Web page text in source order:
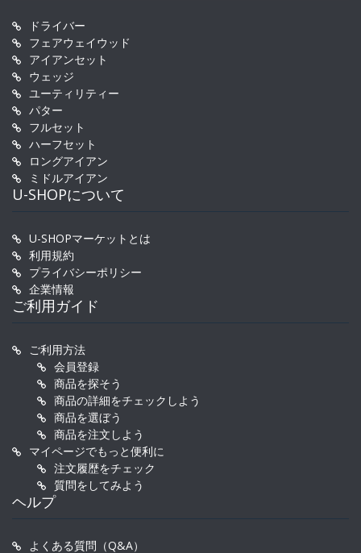
ドライバー
フェアウェイウッド
アイアンセット
ウェッジ
ユーティリティー
パター
フルセット
ハーフセット
ロングアイアン
ミドルアイアン
U-SHOPについて
U-SHOPマーケットとは
利用規約
プライバシーポリシー
企業情報
ご利用ガイド
ご利用方法
会員登録
商品を探そう
商品の詳細をチェックしよう
商品を選ぼう
商品を注文しよう
マイページでもっと便利に
注文履歴をチェック
質問をしてみよう
ヘルプ
よくある質問（Q&A）